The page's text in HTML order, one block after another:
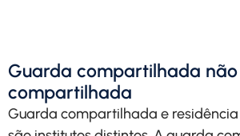
Guarda compartilhada
compartilhada
Guarda compartilhada e